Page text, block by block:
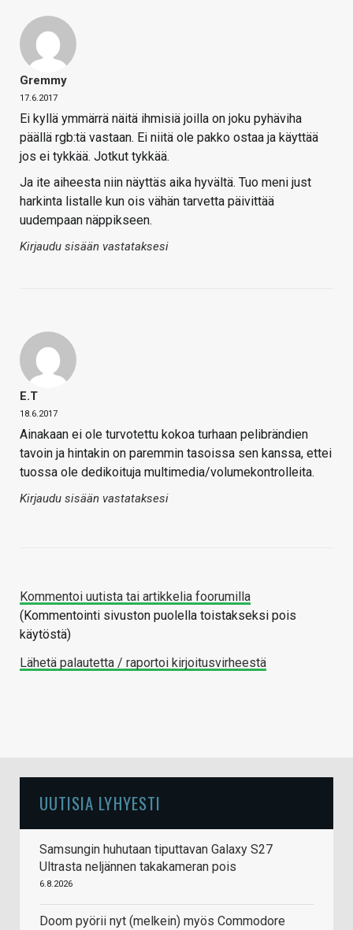
Gremmy
17.6.2017
Ei kyllä ymmärrä näitä ihmisiä joilla on joku pyhäviha
päällä rgb:tä vastaan. Ei niitä ole pakko ostaa ja käyttää
jos ei tykkää. Jotkut tykkää.
Ja ite aiheesta niin näyttäs aika hyvältä. Tuo meni just
harkinta listalle kun ois vähän tarvetta päivittää
uudempaan näppikseen.
Kirjaudu sisään vastataksesi
E.T
18.6.2017
Ainakaan ei ole turvotettu kokoa turhaan pelibrändien
tavoin ja hintakin on paremmin tasoissa sen kanssa, ettei
tuossa ole dedikoituja multimedia/volumekontrolleita.
Kirjaudu sisään vastataksesi
Kommentoi uutista tai artikkelia foorumilla
(Kommentointi sivuston puolella toistakseksi pois
käytöstä)
Lähetä palautetta / raportoi kirjoitusvirheestä
UUTISIA LYHYESTI
Samsungin huhutaan tiputtavan Galaxy S27
Ultrasta neljännen takakameran pois
6.8.2026
Doom pyörii nyt (melkein) myös Commodore